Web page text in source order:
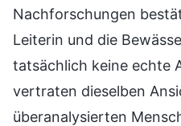
Nachforschungen
Leiterin und die
tatsächlich keine echte
vertraten dieselben
überanalysierten